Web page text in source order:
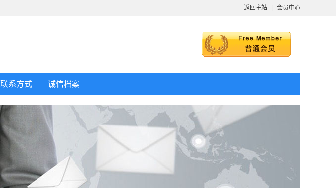
返回主站 会员中心
联系方式 诚信档案